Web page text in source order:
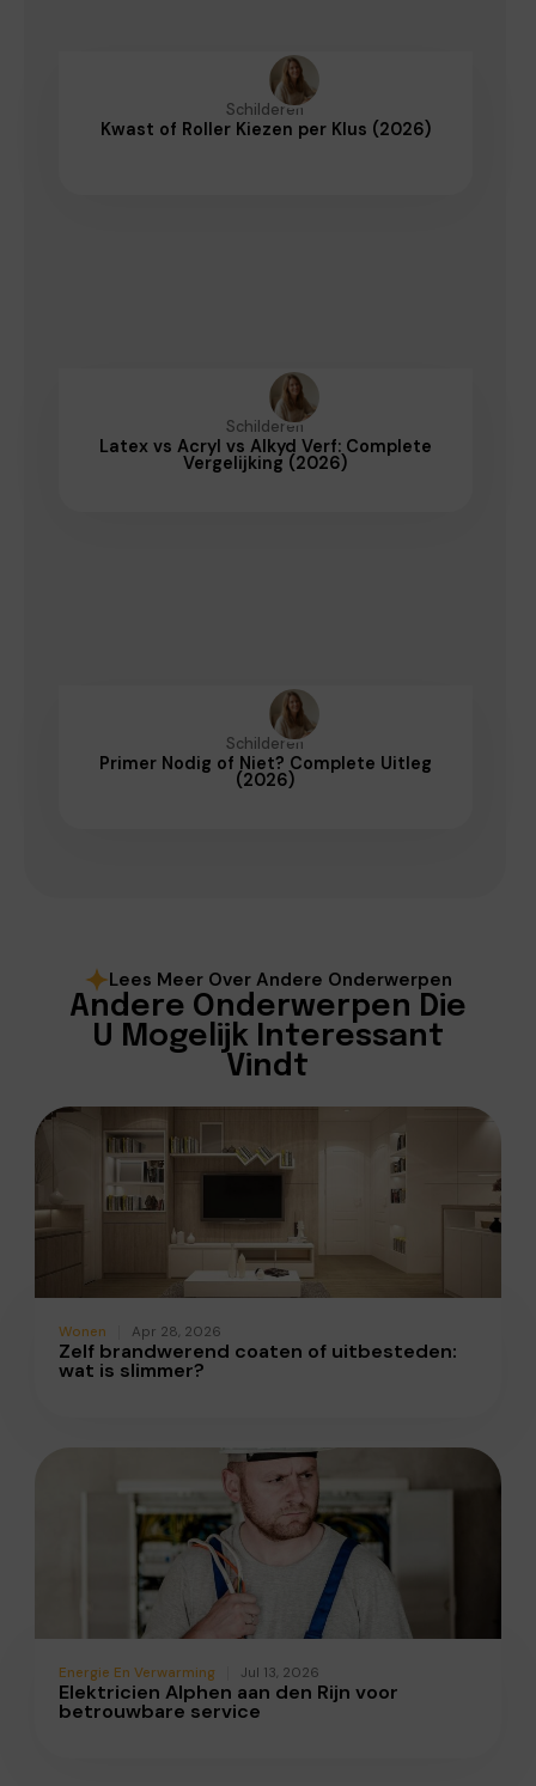
Schilderen
Kwast of Roller Kiezen per Klus (2026)
Schilderen
Latex vs Acryl vs Alkyd Verf: Complete
Vergelijking (2026)
Schilderen
Primer Nodig of Niet? Complete Uitleg
(2026)
Lees Meer Over Andere Onderwerpen
Andere Onderwerpen Die
U Mogelijk Interessant
Vindt
Wonen Apr 28, 2026
Zelf brandwerend coaten of uitbesteden:
wat is slimmer?
Energie En Verwarming Jul 13, 2026
Elektricien Alphen aan den Rijn voor
betrouwbare service